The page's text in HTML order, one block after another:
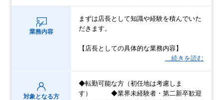
業務内容
まずは店長として知識や経験を積んでいた
だきます。
【店長としての具体的な業務内容】
…続きを読む
対象となる方
◆転勤可能な方（初任地は考慮しま
す） ◆業界未経験者・第二新卒歓迎